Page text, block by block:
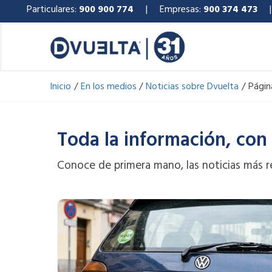
al
Particulares: 900 900 774 | Empresas: 900 374 473
Inicio En los medios Noticias sobre Dvuelta
Toda la información,
Conoce de primera mano, las noticias más
Page Page